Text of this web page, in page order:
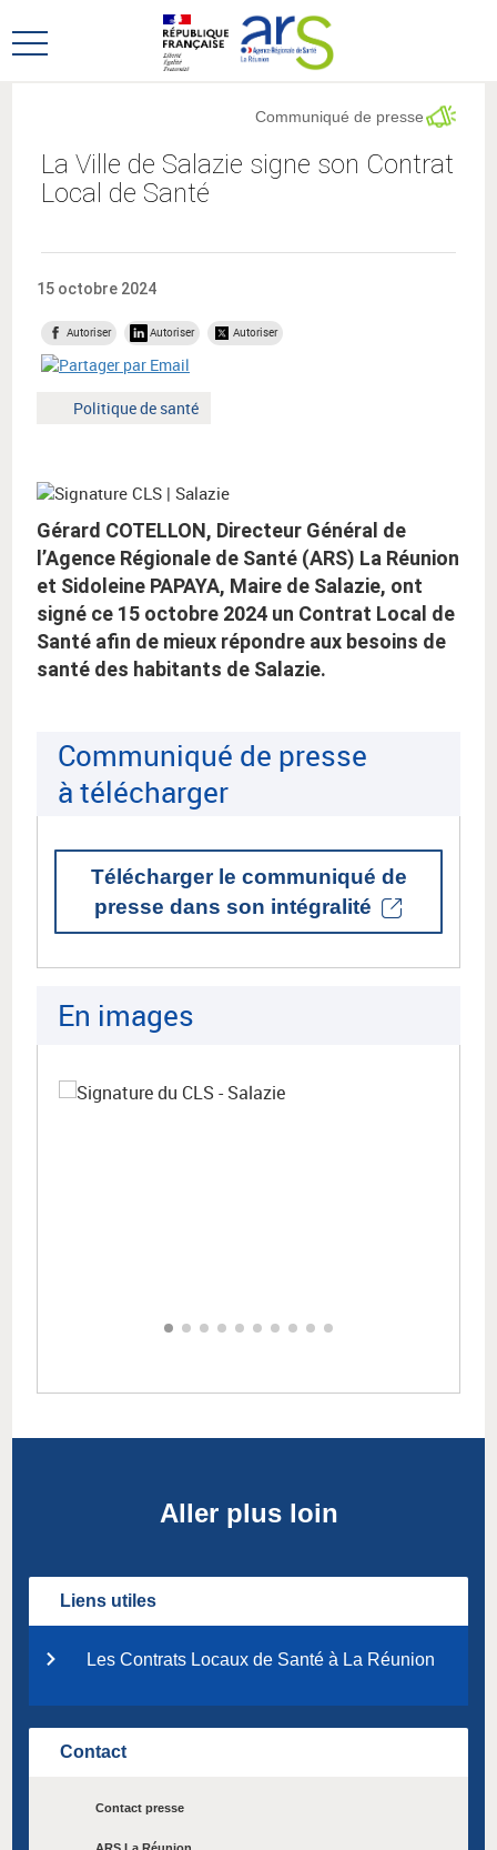
au
menu
au
contenu
Ouvrir
La Ville de Salazie signe son Contrat
Local de Santé
Communiqué de presse
15 octobre 2024
Autoriser Autoriser Autoriser
Mot
Politique de santé
Gérard COTELLON, Directeur Général de
l’Agence Régionale de Santé (ARS) La Réunion
et Sidoleine PAPAYA, Maire de Salazie, ont
signé ce 15 octobre 2024 un Contrat Local de
Santé afin de mieux répondre aux besoins de
santé des habitants de Salazie.
Communiqué de presse
à télécharger
Télécharger le communiqué de
presse dans son intégralité
En images
Aller plus loin
Liens utiles
Les Contrats Locaux de Santé à La Réunion
Contact
Contact presse
ARS La Réunion